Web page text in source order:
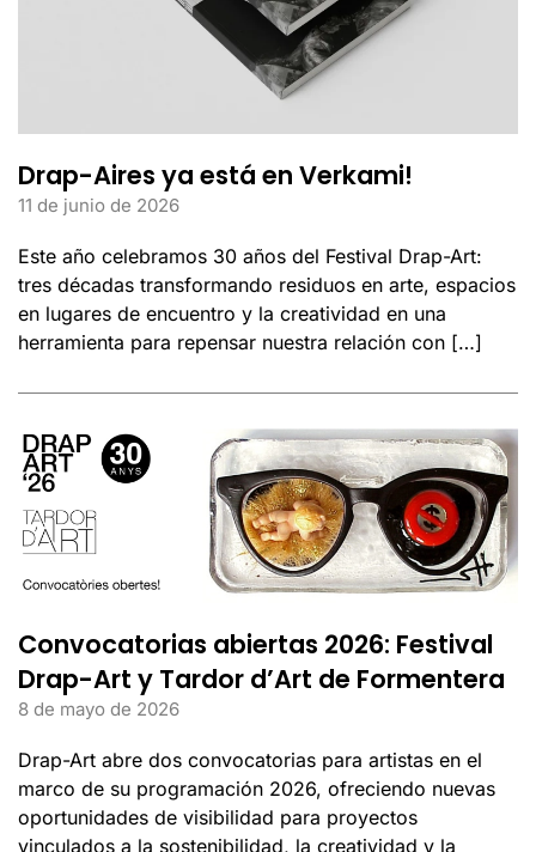
Drap-Aires ya está en Verkami!
11 de junio de 2026
Este año celebramos 30 años del Festival Drap-Art:
tres décadas transformando residuos en arte, espacios
en lugares de encuentro y la creatividad en una
herramienta para repensar nuestra relación con […]
Convocatorias abiertas 2026: Festival
Drap-Art y Tardor d’Art de Formentera
8 de mayo de 2026
Drap-Art abre dos convocatorias para artistas en el
marco de su programación 2026, ofreciendo nuevas
oportunidades de visibilidad para proyectos
vinculados a la sostenibilidad, la creatividad y la